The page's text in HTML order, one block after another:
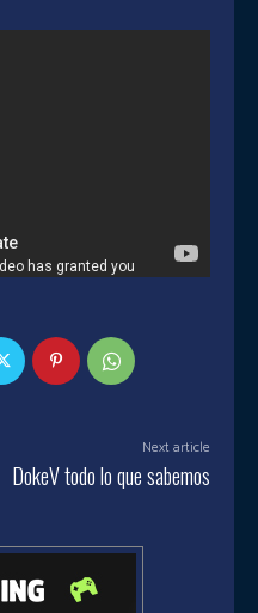
Next article
DokeV todo lo que sabemos